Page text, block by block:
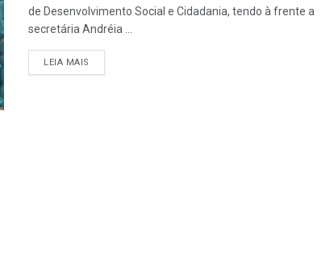
de Desenvolvimento Social e Cidadania, tendo à frente a
secretária Andréia ...
LEIA MAIS